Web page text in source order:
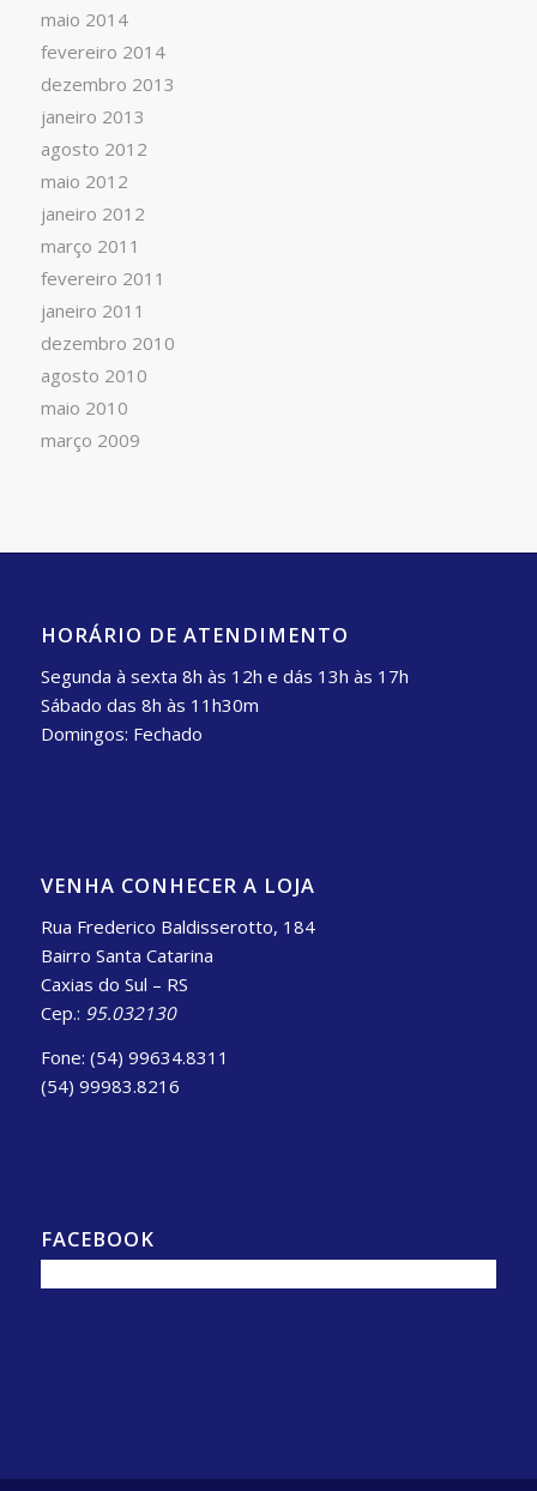
maio 2014
fevereiro 2014
dezembro 2013
janeiro 2013
agosto 2012
maio 2012
janeiro 2012
março 2011
fevereiro 2011
janeiro 2011
dezembro 2010
agosto 2010
maio 2010
março 2009
HORÁRIO DE ATENDIMENTO
Segunda à sexta 8h às 12h e dás 13h às 17h
Sábado das 8h às 11h30m
Domingos: Fechado
VENHA CONHECER A LOJA
Rua Frederico Baldisserotto, 184
Bairro Santa Catarina
Caxias do Sul – RS
Cep.: 95.032130
Fone: (54) 99634.8311
(54) 99983.8216
FACEBOOK